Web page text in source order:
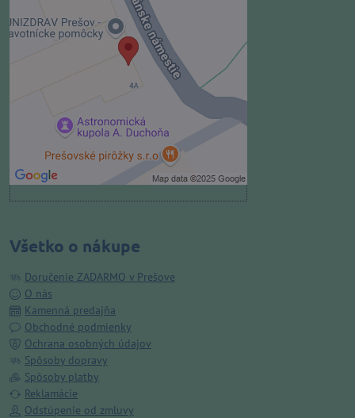
Voľbami súkromia
Prajete si načítať externý obsah?
Povoliť tentokrát
Povoliť a zapamätať - súhlas s
druhom cookie: Funkčné
Otvoriť obsah v novom okne
Všetko o nákupe
Doručenie ZADARMO v Prešove
O nás
Kamenná predajňa
Obchodné podmienky
Ochrana osobných údajov
Spôsoby dopravy
Spôsoby platby
Reklamácie
Odstúpenie od zmluvy